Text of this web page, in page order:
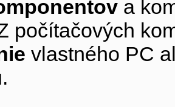
a
počítačových
vlastného PC